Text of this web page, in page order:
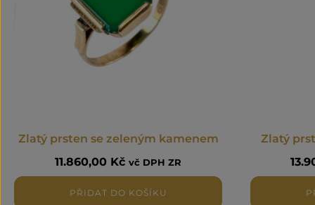
Zlatý prsten se zeleným kamenem
11.860,00 Kč vč DPH ZR
PŘIDAT DO KOŠÍKU
Zlatý